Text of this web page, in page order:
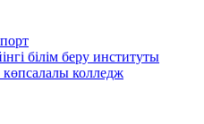
білім беру институты
колледж